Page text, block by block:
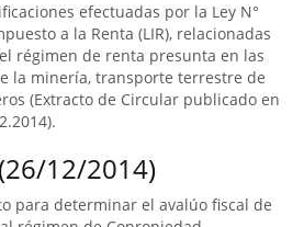
efectuadas por la Ley N°
a la Renta (LIR), relacionadas
régimen de renta presunta en las
la minería, transporte terrestre de
(Extracto de Circular publicado en
12/2014)
para determinar el avalúo fiscal de